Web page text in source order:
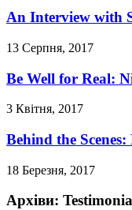
An Interview with
13 Серпня, 2017
Be Well for Real:
3 Квітня, 2017
Behind the
18 Березня, 2017
Архіви: